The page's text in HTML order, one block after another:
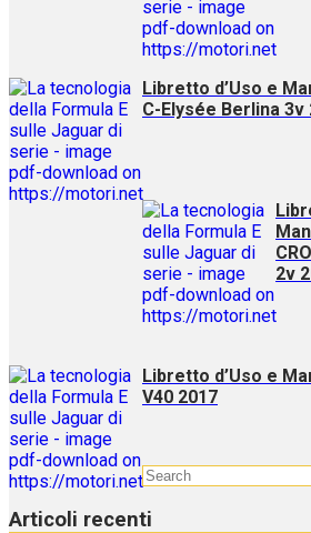
Libretto d’Uso e
C-Elysée Berlina 3v
2v
Libretto d’Uso e
V40 2017
Articoli recenti